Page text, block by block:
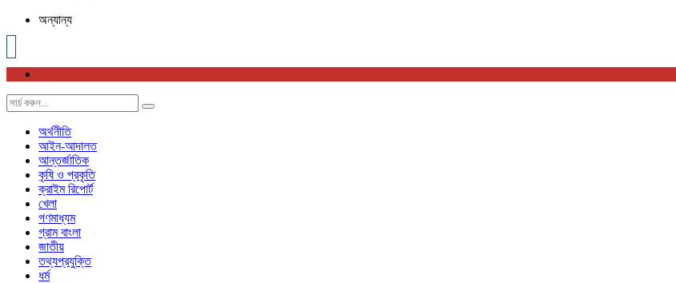
অন্যান্য
অর্থনীতি
আইন-আদালত
আন্তর্জাতিক
কৃষি ও প্রকৃতি
ক্রাইম রিপোর্ট
খেলা
গণমাধ্যম
গ্রাম বাংলা
জাতীয়
তথ্যপ্রযুক্তি
ধর্ম